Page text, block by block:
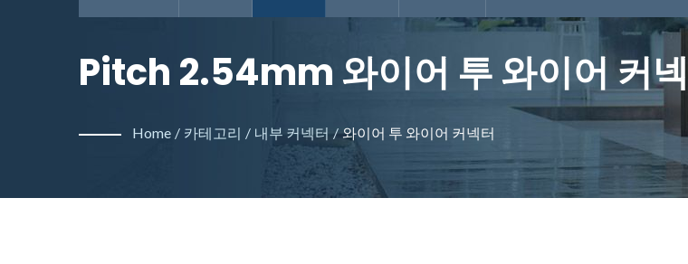
Pitch 2.54mm 와이어 투 와이어 커
Co., Ltd.는 와이어 투 보드 커넥터를
다.
Home / 카테고리 / 내부 커넥터 / 와이어 투 와이어 커넥터